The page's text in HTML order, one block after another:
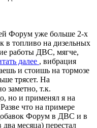
Форум уже больше 2-х
в топливо на дизельных
работы ДВС, мягче,
далее , вибрация
и стоишь на тормозе
трясет. На
заметно, т.к.
но и применял я на
что на примере
Форум в ДВС и в
месяца) перестал